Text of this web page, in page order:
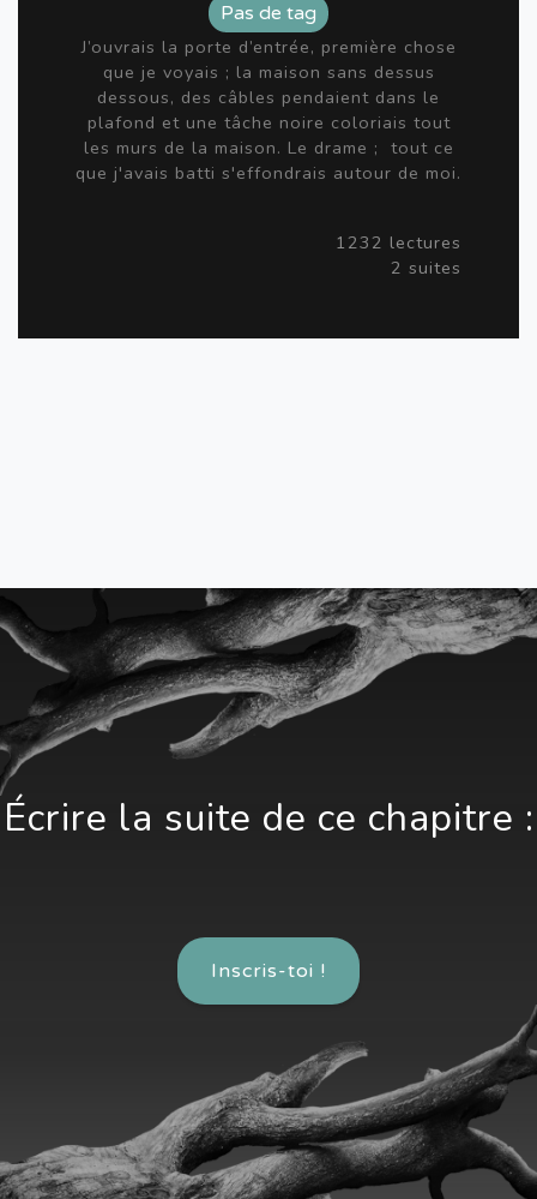
Pas de tag
J’ouvrais la porte d’entrée, première chose
que je voyais ; la maison sans dessus
dessous, des câbles pendaient dans le
plafond et une tâche noire coloriais tout
les murs de la maison. Le drame ; tout ce
que j'avais batti s'effondrais autour de moi.
1232 lectures
2 suites
Écrire la suite de ce chapitre :
Inscris-toi !